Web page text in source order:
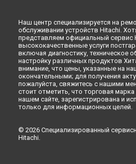
Ремонт холодильника R-
Новокузнецке
Ремонт холодильника R-
Ремонт холодильника R-
Астрахани
Ремонт холодильника R-
Набережных Челнах
Ремонт холодильника R-
Наш центр специализируется на
обслуживании устройств Hitachi.
представляем официальный сервис
высококачественные услуги
включая диагностику, техническое
настройку различных продуктов
внимание, что цены, указанные на
окончательными; для получения
пожалуйста, свяжитесь с нашими
стоит отметить, что торговая
нашем сайте, зарегистрирована и
только для информационных целей.
© 2026 Специализированный
Hitachi.